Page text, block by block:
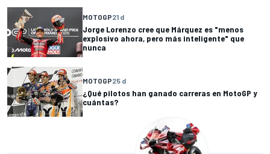
MOTOGP21 d
Jorge Lorenzo cree que Márquez es "menos
explosivo ahora, pero más inteligente" que
nunca
MOTOGP25 d
¿Qué pilotos han ganado carreras en MotoGP y
cuántas?